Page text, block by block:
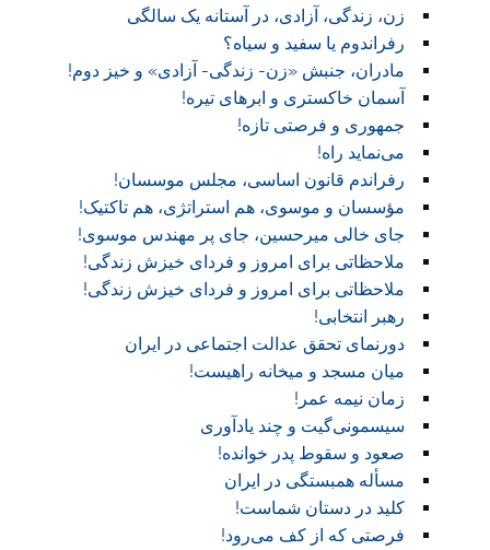
زن، زندگی، آزادی، در آستانه یک سالگی
رفراندوم یا سفید و سیاه؟
مادران، جنبش «زن- زندگی- آزادی» و خیز دوم!
آسمان خاکستری و ابر‌های تیره!
جمهوری و فرصتی تازه!
می‌نماید راه!
رفراندم قانون اساسی، مجلس موسسان!
مؤسسان و موسوی، هم استراتژی، هم تاکتیک!
جای خالی میرحسین، جای پر مهندس موسوی!
ملاحظاتی برای امروز و فردای خیزش زندگی!
ملاحظاتی برای امروز و فردای خیزش زندگی!
رهبر انتخابی!
دورنمای تحقق عدالت اجتماعی در ایران
میان مسجد و میخانه راهیست!‏
زمان نیمه عمر!‏
سیسمونی‌گیت و چند یادآوری
صعود و سقوط پدر خوانده!‏
مسأله همبستگی در ایران
کلید در دستان شماست!‏
فرصتی که از کف می‌رود!